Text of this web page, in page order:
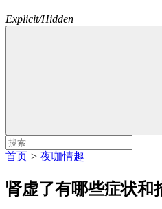
Explicit/Hidden
首页 > 夜咖情趣
肾虚了有哪些症状和